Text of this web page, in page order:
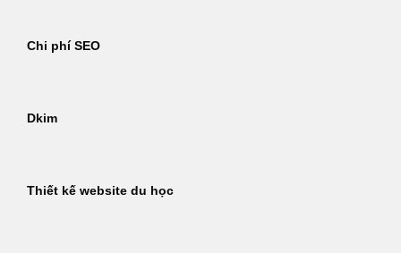
Chi phí SEO
Dkim
Thiết kế website du học